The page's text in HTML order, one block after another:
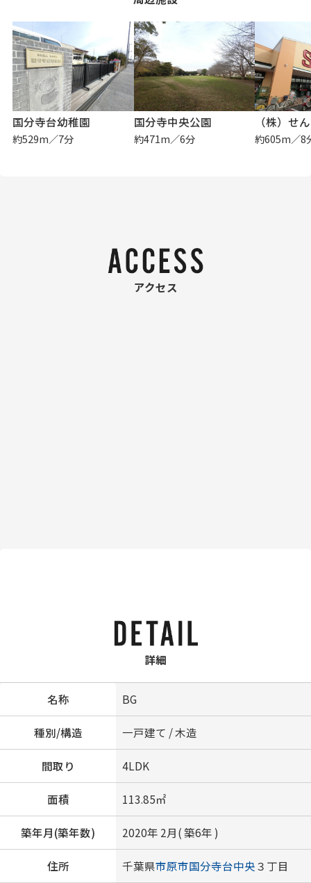
国分寺台幼稚園
約529m／7分
国分寺中央公園
約471m／6分 約605m／8
アクセス
詳細
名称 BG
種別/構造 一戸建て / 木造
間取り 4LDK
面積 113.85㎡
築年月(築年数) 2020年 2月( 築6年 )
住所 千葉県市原市国分寺台中央３丁目